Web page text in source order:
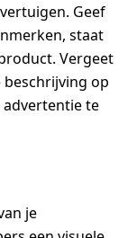
Geef
staat
Vergeet
op
advertentie te
je